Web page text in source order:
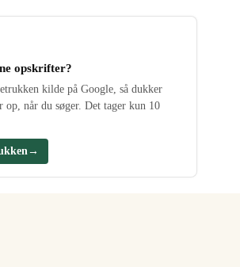
opskrifter?
kilde på Google, så dukker
når du søger. Det tager kun 10
→